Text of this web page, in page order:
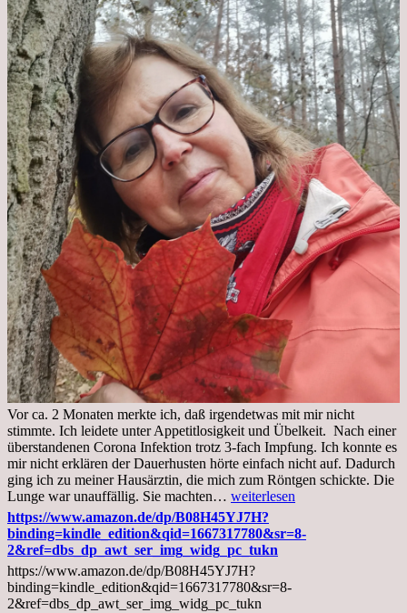
Vor ca. 2 Monaten merkte ich, daß irgendetwas mit mir nicht
stimmte. Ich leidete unter Appetitlosigkeit und Übelkeit. Nach einer
überstandenen Corona Infektion trotz 3-fach Impfung. Ich konnte es
mir nicht erklären der Dauerhusten hörte einfach nicht auf. Dadurch
ging ich zu meiner Hausärztin, die mich zum Röntgen schickte. Die
Lunge war unauffällig. Sie machten… Mittwoch,
02.11.2022,
Arztgespräch
und
Diagnose
Lebermetastasen
weiterlesen
https://www.amazon.de/dp/B08H45YJ7H?
binding=kindle_edition&qid=1667317780&sr=8-
2&ref=dbs_dp_awt_ser_img_widg_pc_tukn
https://www.amazon.de/dp/B08H45YJ7H?
binding=kindle_edition&qid=1667317780&sr=8-
2&ref=dbs_dp_awt_ser_img_widg_pc_tukn